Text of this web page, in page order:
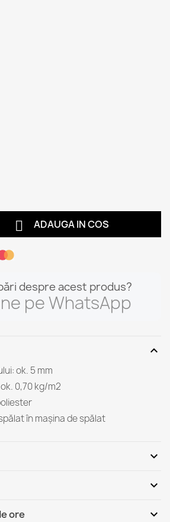
 ADAUGA IN COS
despre acest produs?
pe WhatsApp
expand_more
ok. 5 mm
0,70 kg/m2
în mașina de spălat
expand_more
expand_more
ore expand_more